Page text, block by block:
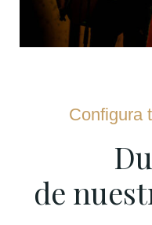
Configura
de